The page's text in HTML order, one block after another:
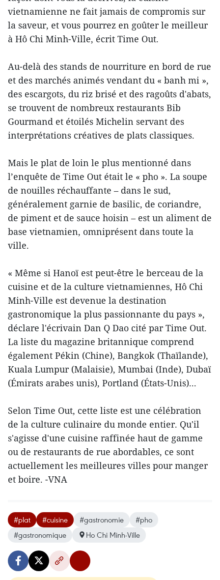
vietnamienne ne fait jamais de compromis sur
la saveur, et vous pourrez en goûter le meilleur
à Hô Chi Minh-Ville, écrit Time Out.
Au-delà des stands de nourriture en bord de rue
et des marchés animés vendant du « banh mi »,
des escargots, du riz brisé et des ragoûts d'abats,
se trouvent de nombreux restaurants Bib
Gourmand et étoilés Michelin servant des
interprétations créatives de plats classiques.
Mais le plat de loin le plus mentionné dans
l’enquête de Time Out était le « pho ». La soupe
de nouilles réchauffante – dans le sud,
généralement garnie de basilic, de coriandre,
de piment et de sauce hoisin – est un aliment de
base vietnamien, omniprésent dans toute la
ville.
« Même si Hanoï est peut-être le berceau de la
cuisine et de la culture vietnamiennes, Hô Chi
Minh-Ville est devenue la destination
gastronomique la plus passionnante du pays »,
déclare l'écrivain Dan Q Dao cité par Time Out.
La liste du magazine britannique comprend
également Pékin (Chine), Bangkok (Thaïlande),
Kuala Lumpur (Malaisie), Mumbai (Inde), Dubaï
(Émirats arabes unis), Portland (États-Unis)...
Selon Time Out, cette liste est une célébration
de la culture culinaire du monde entier. Qu'il
s'agisse d'une cuisine raffinée haut de gamme
ou de restaurants de rue abordables, ce sont
actuellement les meilleures villes pour manger
et boire. -VNA
#plat #cuisine #gastronomie
#pho
#gastronomique
Ho Chi Minh-Ville